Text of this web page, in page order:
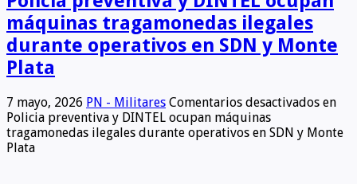
máquinas tragamonedas ilegales
durante operativos en SDN y Monte
Plata
7 mayo, 2026 PN - Militares Comentarios desactivados en
Policia preventiva y DINTEL ocupan máquinas
tragamonedas ilegales durante operativos en SDN y Monte
Plata